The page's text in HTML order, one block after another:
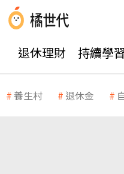
退休理財 持續學習
養生村 退休金